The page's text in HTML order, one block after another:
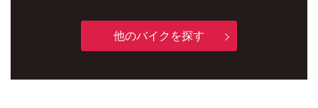
他のバイクを探す